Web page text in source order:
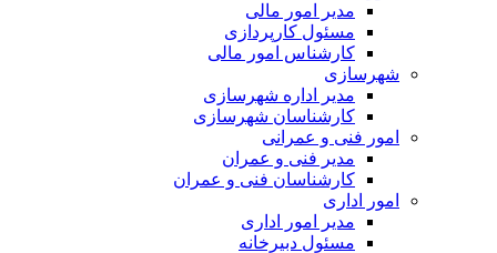
مدیر امور مالی
مسئول کارپردازی
کارشناس امور مالی
شهرسازی
مدیر اداره شهرسازی
کارشناسان شهرسازی
امور فنی و عمرانی
مدیر فنی و عمران
کارشناسان فنی و عمران
امور اداری
مدیر امور اداری
مسئول دبیرخانه